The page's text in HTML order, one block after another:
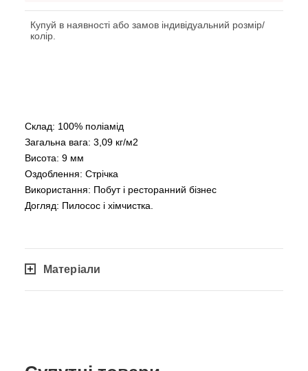
Купуй в наявності або замов індивідуальний розмір/
колір.
Склад: 100% поліамід
Загальна вага: 3,09 кг/м2
Висота: 9 мм
Оздоблення: Стрічка
Використання: Побут і ресторанний бізнес
Догляд: Пилосос і хімчистка.
Матеріали